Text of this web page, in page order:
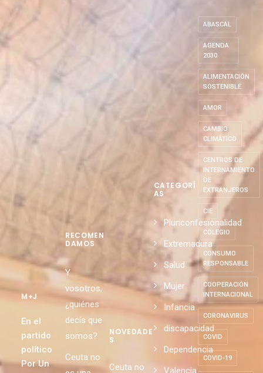
M+J
En el
partido
político
Por Un
RECOMEN
DAMOS
Y
vosotros,
¿quiénes
decís que
somos?
Ceuta no
NOVEDADE
S
Ceuta no
CATEGORÍ
AS
Pluriconfesionalidad
Extremadura
Salud
Mujer
Infancia
discapacidad
Dependencia
Valencia
ABASCAL
AGENDA
2030
ALIMENTACIÓN
SOSTENIBLE
AMOR
CAMBIO
CLIMÁTICO
CENTROS DE
INTERNAMIENTO
DE
EXTRANJEROS
CIE
COLEGIO
CONSUMO
RESPONSABLE
COOPERACIÓN
INTERNACIONAL
CORONAVIRUS
COVID
COVID-19